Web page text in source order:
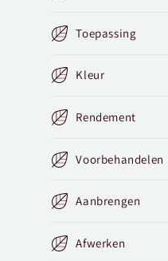
Toepassing
Kleur
Rendement
Voorbehandelen
Aanbrengen
Afwerken